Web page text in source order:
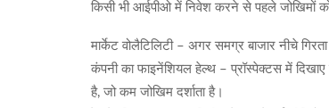
किसी भी आईपीओ में निवेश करने से पहले जोखिमों
मार्केट वोलैटिलिटी – अगर समग्र बाजार नीचे
कंपनी का फाइनेंशियल हेल्थ – प्रॉस्पेक्टस में
है, जो कम जोखिम दर्शाता है।